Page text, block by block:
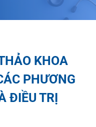
dò chức
TRỊ